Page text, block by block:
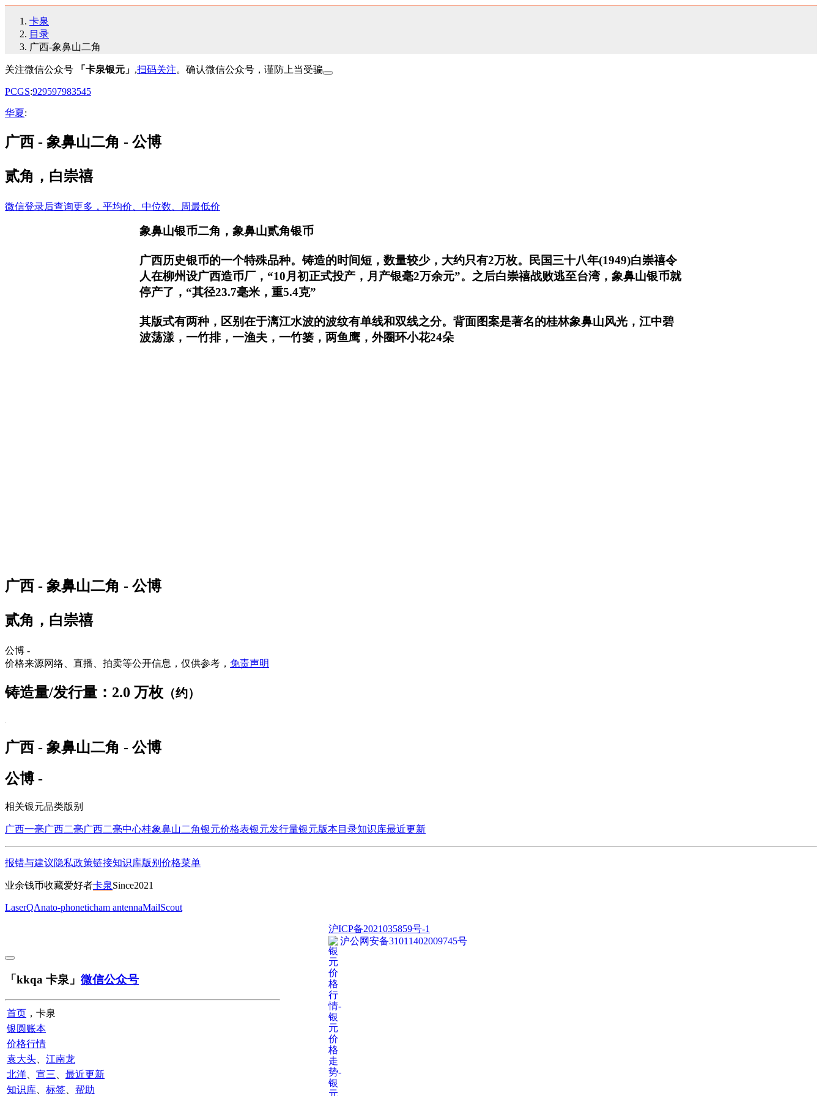
卡泉
目录
广西-象鼻山二角
关注微信公众号 「卡泉银元」 ,扫码关注。确认微信公众号，谨防上当受骗
PCGS:929597983545
华夏:
广西 - 象鼻山二角 - 公博
贰角，白崇禧
微信登录后查询更多，平均价、中位数、周最低价
象鼻山银币二角，象鼻山贰角银币
广西历史银币的一个特殊品种。铸造的时间短，数量较少，大约只有2万枚。民国三十八年(1949)白崇禧令
人在柳州设广西造币厂，“10月初正式投产，月产银毫2万余元”。之后白崇禧战败逃至台湾，象鼻山银币就
停产了，“其径23.7毫米，重5.4克”
其版式有两种，区别在于漓江水波的波纹有单线和双线之分。背面图案是著名的桂林象鼻山风光，江中碧
波荡漾，一竹排，一渔夫，一竹篓，两鱼鹰，外圈环小花24朵
广西 - 象鼻山二角 - 公博
贰角，白崇禧
公博 -
价格来源网络、直播、拍卖等公开信息，仅供参考， 免责声明
铸造量/发行量：2.0 万枚 （约）
广西 - 象鼻山二角 - 公博
公博 -
相关银元品类版别
广西一毫广西二毫广西二毫中心桂象鼻山二角银元价格表银元发行量银元版本目录知识库最近更新
报错与建议隐私政策链接知识库版别 价格菜单
业余钱币收藏爱好者卡泉Since2021
LaserQAnato-phoneticham antennaMailScout
沪ICP备2021035859号-1
沪公网安备31011402009745号
「kkqa 卡泉」 微信公众号
首页 ，卡泉
银圆账本
价格行情
袁大头
江南龙
北洋
宣三
最近更新
知识库
标签 帮助